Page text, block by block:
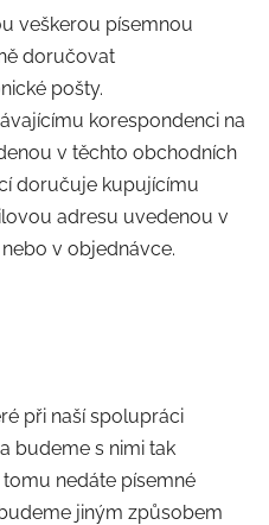
veškerou písemnou
doručovat
pošty.
korespondenci na
v těchto obchodních
doručuje kupujícímu
adresu uvedenou v
v objednávce.
při naší spolupráci
budeme s nimi tak
nedáte písemné
jiným způsobem